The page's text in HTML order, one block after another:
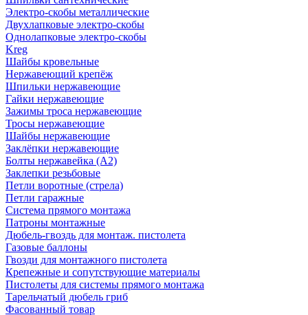
Электро-скобы металлические
Двухлапковые электро-скобы
Однолапковые электро-скобы
Kreg
Шайбы кровельные
Нержавеющий крепёж
Шпильки нержавеющие
Гайки нержавеющие
Зажимы троса нержавеющие
Тросы нержавеющие
Шайбы нержавеющие
Заклёпки нержавеющие
Болты нержавейка (А2)
Заклепки резьбовые
Петли воротные (стрела)
Петли гаражные
Система прямого монтажа
Патроны монтажные
Дюбель-гвоздь для монтаж. пистолета
Газовые баллоны
Гвозди для монтажного пистолета
Крепежные и сопутствующие материалы
Пистолеты для системы прямого монтажа
Тарельчатый дюбель гриб
Фасованный товар